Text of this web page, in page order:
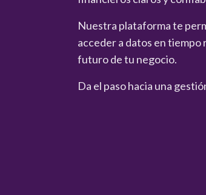
Nuestra plataforma te
acceder a datos en tiempo
futuro de tu negocio.
Da el paso hacia una